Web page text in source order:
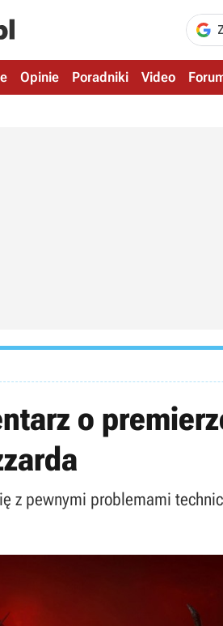
Opinie Poradniki Video
o
z pewnymi problemami